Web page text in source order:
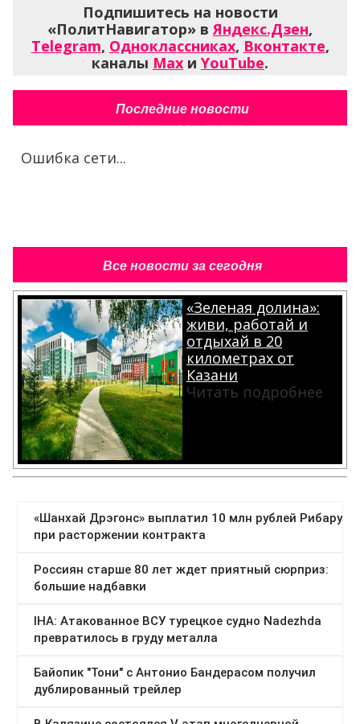
Подпишитесь на новости
«ПолитНавигатор» вЯндекс.Дзен,
Telegram, Одноклассниках, Вконтакте,
каналы Max и YouTube.
Последние новости
Ошибка сети...
Все новости за сегодня
«Зеленая долина»:
живи, работай и
отдыхай в 20
километрах от
Казани
Читать подробнее